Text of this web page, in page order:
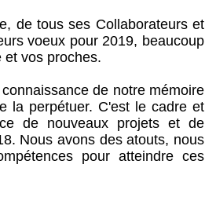
de tous ses Collaborateurs et
voeux pour 2019, beaucoup
et vos proches.
de notre mémoire
la perpétuer. C'est le cadre et
de nouveaux projets et de
Nous avons des atouts, nous
pour atteindre ces